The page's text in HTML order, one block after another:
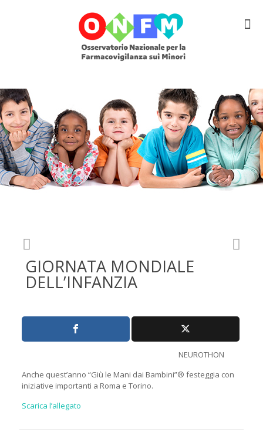
GIORNATA MONDIALE
DELL’INFANZIA
NEUROTHON
Anche quest’anno “Giù le Mani dai Bambini”® festeggia con
iniziative importanti a Roma e Torino.
Scarica l’allegato